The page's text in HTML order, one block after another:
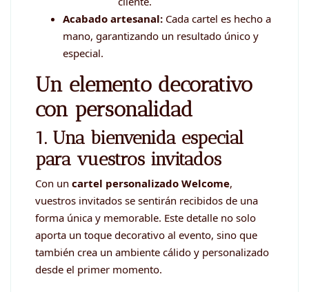
Acabado artesanal: Cada cartel es hecho a
mano, garantizando un resultado único y
especial.
Un elemento decorativo
con personalidad
1. Una bienvenida especial
para vuestros invitados
Con un cartel personalizado Welcome,
vuestros invitados se sentirán recibidos de una
forma única y memorable. Este detalle no solo
aporta un toque decorativo al evento, sino que
también crea un ambiente cálido y personalizado
desde el primer momento.